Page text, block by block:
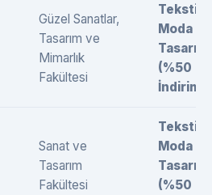
Güzel Sanatlar,
Tasarım ve
Mimarlık
Fakültesi
Tekstil
Moda
Tasarımı
(%50
İndirimli)
Sanat ve
Tasarım
Fakültesi
Tekstil
Moda
Tasarımı
(%50